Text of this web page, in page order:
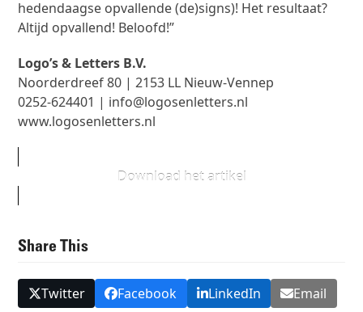
hedendaagse opvallende (de)signs)! Het resultaat?
Altijd opvallend! Beloofd!”
Logo’s & Letters B.V.
Noorderdreef 80 | 2153 LL Nieuw-Vennep
0252-624401 | info@logosenletters.nl
www.logosenletters.nl
Download het artikel
Share This
Twitter Facebook LinkedIn Email